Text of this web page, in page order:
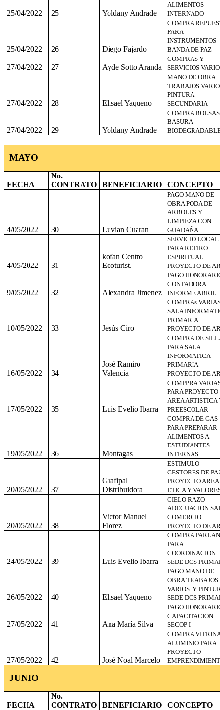
25/04/2022 25 Yoldany Andrade
ALIMENTOS
INTERNADO
25/04/2022 26 Diego Fajardo
COMPRA
PARA
INSTRUMENTOS
BANDA DE PAZ
27/04/2022 27 Ayde Sotto Aranda
COMPRAS Y
SERVICIOS
27/04/2022 28 Elisael Yaqueno
MANO DE OBRA
TRABAJOS
PINTURA
SECUNDARIA
27/04/2022 29 Yoldany Andrade
COMPRA BOLSAS
BASURA
MAYO
FECHA
No.
CONTRATO
BENEFICIARIO CONCEPTO
4/05/2022 30 Luvian Cuaran
PAGO MANO DE
OBRA PODA DE
ARBOLES Y
LIMPIEZA CON
GUADAÑA
4/05/2022 31
kofan Centro
Ecoturist.
SERVICIO LOCAL
PARA RETIRO
ESPIRITUAL
PROYECTO DE
9/05/2022 32 Alexandra Jimenez
PAGO
CONTADORA
INFORME ABRIL
10/05/2022 33 Jesús Ciro
COMPRAs VARIAS
SALA
PRIMARIA
PROYECTO DE
16/05/2022 34
José Ramiro
Valencia
COMPRA DE
PARA SALA
INFORMATICA
PRIMARIA
PROYECTO DE
17/05/2022 35 Luis Evelio Ibarra
COMPPRA
PARA PROYECTO
AREA ARTISTICA
PREESCOLAR
19/05/2022 36 Montagas
COMPRA DE GAS
PARA PREPARAR
ALIMENTOS A
ESTUDIANTES
INTERNAS
20/05/2022 37
Grafipal
Distribuidora
ESTIMULO
GESTORES DE
PROYECTO AREA
ETICA Y
20/05/2022 38
Victor Manuel
Florez
CIELO RAZO
ADECUACION
COMERCIO
PROYECTO DE
24/05/2022 39 Luis Evelio Ibarra
COMPRA
PARA
COORDINACION
SEDE DOS
26/05/2022 40 Elisael Yaqueno
PAGO MANO DE
OBRA TRABAJOS
VARIOS Y
SEDE DOS
27/05/2022 41 Ana María Silva
PAGO
CAPACITACION
SECOP I
27/05/2022 42 José Noal Marcelo
COMPRA
ALUMINIO PARA
PROYECTO
JUNIO
FECHA
No.
CONTRATO
BENEFICIARIO CONCEPTO